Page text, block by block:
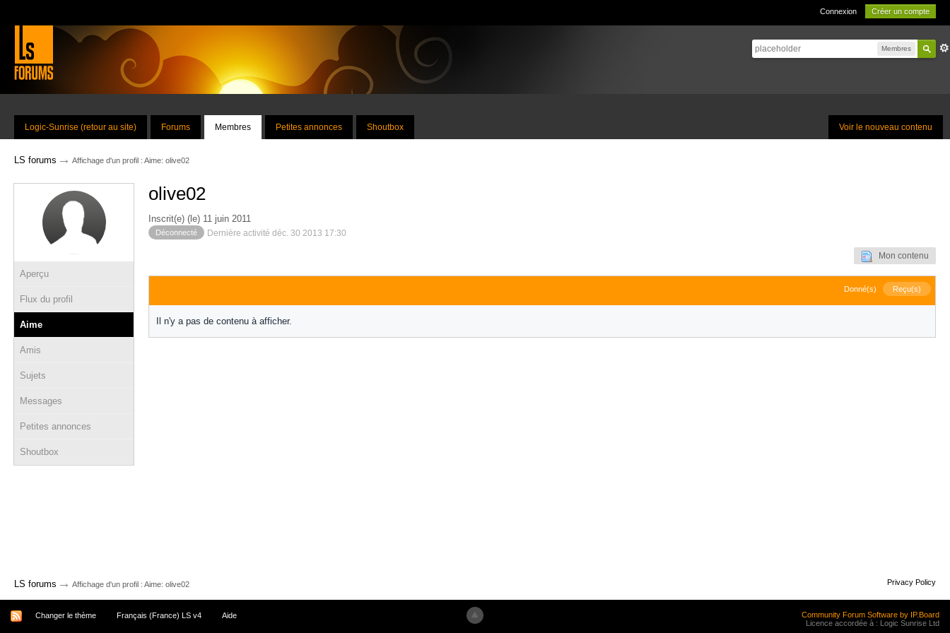
Connexion Créer un compte
Membres
Voir le nouveau contenu
Logic-Sunrise (retour au site) Forums Membres Petites annonces Shoutbox
LS forums → Affichage d'un profil : Aime: olive02
Aperçu
Flux du profil
Aime
Amis
Sujets
Messages
Petites annonces
Shoutbox
olive02
Inscrit(e) (le) 11 juin 2011
Déconnecté Dernière activité déc. 30 2013 17:30
Mon contenu
Donné(s) Reçu(s)
Il n'y a pas de contenu à afficher.
LS forums → Affichage d'un profil : Aime: olive02 Privacy Policy
Changer le thème Français (France) LS v4 Aide
Community Forum Software by IP.Board
Licence accordée à : Logic Sunrise Ltd